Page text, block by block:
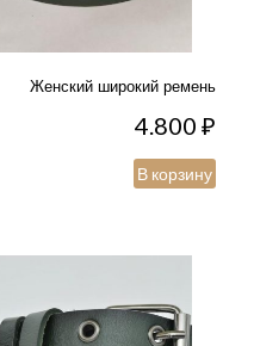
Женский широкий ремень
4.800₽
В корзину